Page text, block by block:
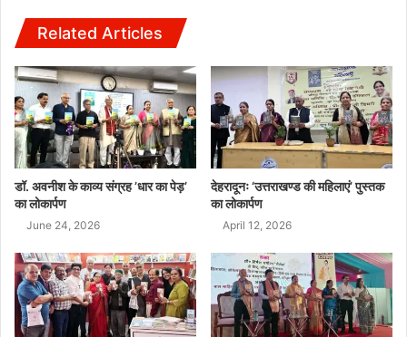
Related Articles
डॉ. अवनीश के काव्य संग्रह ’धार का पेड़’
का लोकार्पण
June 24, 2026
देहरादूनः ‘उत्तराखण्ड की महिलाएं’ पुस्तक
का लोकार्पण
April 12, 2026